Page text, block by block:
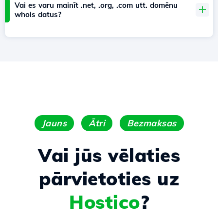
Vai es varu mainīt .net, .org, .com utt. domēnu
whois datus?
Jauns Ātri Bezmaksas
Vai jūs vēlaties
pārvietoties uz
Hostico?